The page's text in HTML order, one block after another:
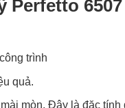
Perfetto
trình
quả.
mòn. Đây là đặc